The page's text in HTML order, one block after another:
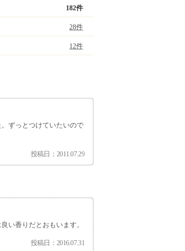
182件
28件
12件
ずっとつけていたいので
投稿日：2011.07.29
い香りだとおもいます。
投稿日：2016.07.31